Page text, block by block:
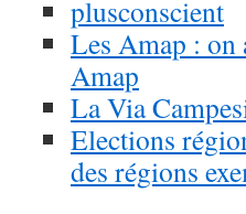
plusconscient
Les Amap : on
Amap
La Via
Elections
des régions